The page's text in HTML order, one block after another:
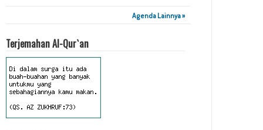
Agenda Lainnya »
Terjemahan Al-Qur`an